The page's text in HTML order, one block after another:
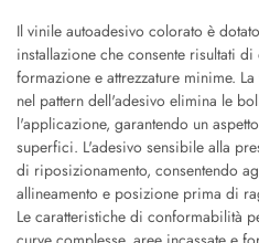
Il vinile autoadesivo colorato è
installazione che consente risultati
formazione e attrezzature minime.
nel pattern dell'adesivo elimina le
l'applicazione, garantendo un
superfici. L'adesivo sensibile alla
di riposizionamento, consentendo
allineamento e posizione prima di
Le caratteristiche di conformabilità